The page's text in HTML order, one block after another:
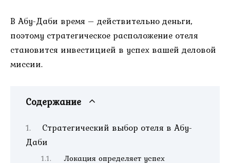
В Абу-Даби время – действительно деньги,
поэтому стратегическое расположение отеля
становится инвестицией в успех вашей деловой
миссии.
Содержание
Стратегический выбор отеля в Абу-
Даби
Локация определяет успех